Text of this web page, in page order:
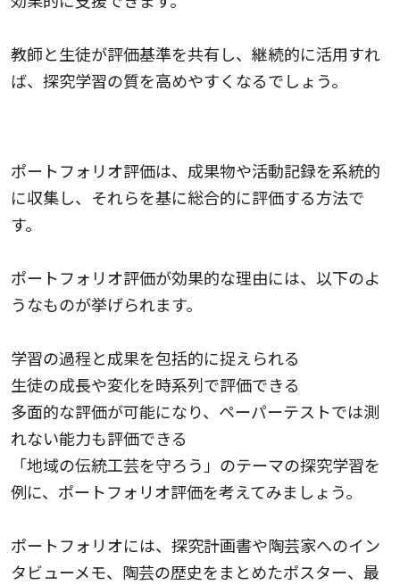
教師と生徒が評価基準を共有し、継続的に活用すれ
ば、探究学習の質を高めやすくなるでしょう。
ポートフォリオ評価は、成果物や活動記録を系統的
に収集し、それらを基に総合的に評価する方法で
す。
ポートフォリオ評価が効果的な理由には、以下のよ
うなものが挙げられます。
学習の過程と成果を包括的に捉えられる
生徒の成長や変化を時系列で評価できる
多面的な評価が可能になり、ペーパーテストでは測
れない能力も評価できる
「地域の伝統工芸を守ろう」のテーマの探究学習を
例に、ポートフォリオ評価を考えてみましょう。
ポートフォリオには、探究計画書や陶芸家へのイン
タビューメモ、陶芸の歴史をまとめたポスター、最